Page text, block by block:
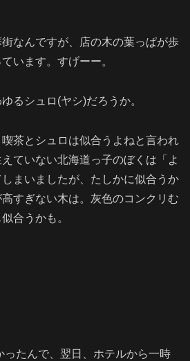
なんですが、店の木の葉っぱが歩
います。すげーー。
るシュロ(ヤシ)だろうか。
茶とシュロは似合うよねと言われ
ていない北海道っ子のぼくは「よ
まいましたが、たしかに似合うか
すぎない木は。灰色のコンクリむ
合うかも。
ったんで、翌日、ホテルから一時